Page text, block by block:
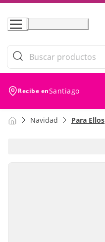
Skip
Content
Recibe enSantiago
Navidad Para Ellos